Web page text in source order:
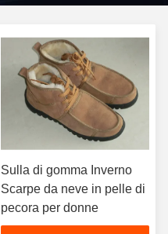
Sulla di gomma Inverno
Scarpe da neve in pelle di
pecora per donne